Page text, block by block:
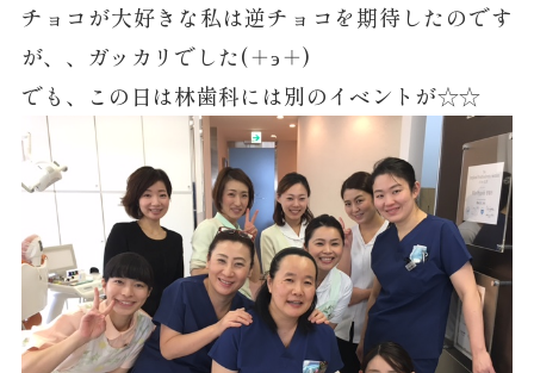
チョコが大好きな私は逆チョコを期待したのです
が、、ガッカリでした(＋э＋)
でも、この日は林歯科には別のイベントが☆☆